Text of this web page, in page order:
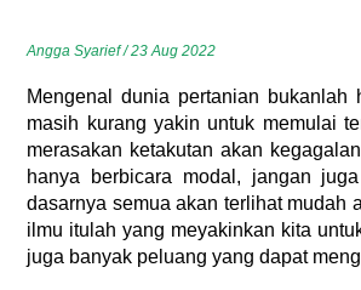
Angga Syarief / 23 Aug 2022
Mengenal dunia pertanian
masih kurang yakin untuk memulai
merasakan ketakutan akan
hanya berbicara modal, jangan
dasarnya semua akan terlihat mudah
ilmu itulah yang meyakinkan kita
juga banyak peluang yang dapat